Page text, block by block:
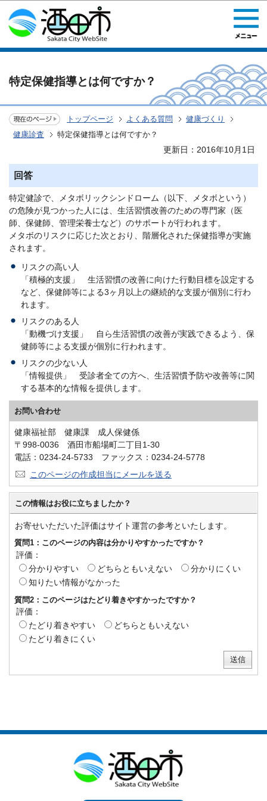
このページの本文へ移動
特定保健指導とは何ですか？
トップページ よくある質問
健康づくり
健康診査
特定保健指導とは何ですか？
更新日：2016年10月1日
回答
特定健診で、メタボリックシンドローム（以下、メタボという）
の危険が見つかった人には、生活習慣改善のための専門家（医
師、保健師、管理栄養士など）のサポートが行われます。
メタボのリスクに応じた次とおり、階層化された保健指導が実施
されます。
リスクの高い人
「積極的支援」 生活習慣の改善に向けた行動目標を設定する
など、保健師等による3ヶ月以上の継続的な支援が個別に行わ
れます。
リスクのある人
「動機づけ支援」 自ら生活習慣の改善が実践できるよう、保
健師等による支援が個別に行われます。
リスクの少ない人
「情報提供」 受診者全ての方へ、生活習慣予防や改善等に関
する基本的な情報を提供します。
お問い合わせ
健康福祉部 健康課 成人保健係
〒998-0036 酒田市船場町二丁目1-30
電話：0234-24-5733 ファックス：0234-24-5778
このページの作成担当にメールを送る
この情報はお役に立ちましたか？
お寄せいただいた評価はサイト運営の参考といたします。
質問1：このページの内容は分かりやすかったですか？
評価：
分かりやすい
どちらともいえない
分かりにくい
知りたい情報がなかった
質問2：このページはたどり着きやすかったですか？
評価：
たどり着きやすい
どちらともいえない
たどり着きにくい